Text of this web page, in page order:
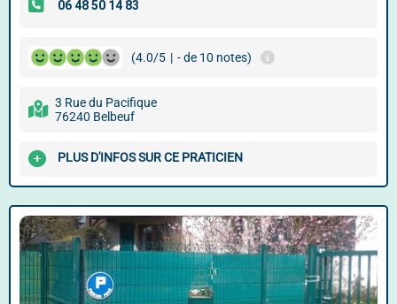
(4.0/5 | - de 10 notes)
3 Rue du Pacifique
76240 Belbeuf
PLUS D'INFOS SUR CE PRATICIEN